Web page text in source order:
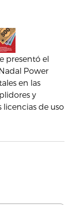
presentó el
Power
en las
y
licencias de uso